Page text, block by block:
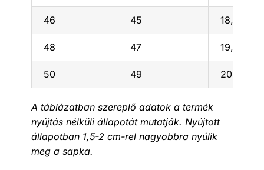
46 45 18,5
48 47 19,5
50 49 20,5
A táblázatban szereplő adatok a termék
nyújtás nélküli állapotát mutatják. Nyújtott
állapotban 1,5-2 cm-rel nagyobbra nyúlik
meg a sapka.